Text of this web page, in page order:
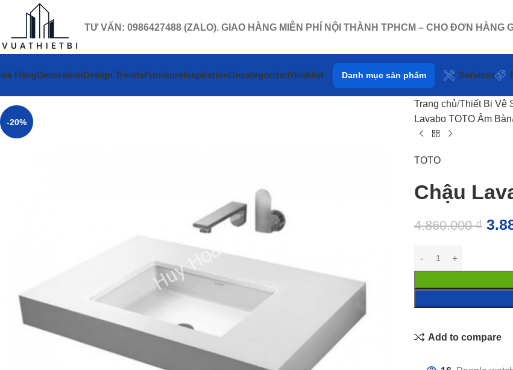
TƯ VẤN: 0986427488 (ZALO). GIAO HÀNG MIỄN PHÍ NỘI THÀNH TPHCM – CHO ĐƠN HÀNG
HàngDecorationDesign TrendsFurnitureInspirationUncategorizedWishlist Danh mục sản phẩm Services
-20%
Trang chủ Thiết Bị Vệ
Lavabo TOTO Âm Bàn
TOTO
Chậu
4.860.000₫
Add to compare